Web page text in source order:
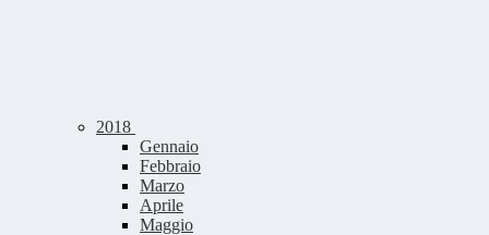
2018
Gennaio
Febbraio
Marzo
Aprile
Maggio